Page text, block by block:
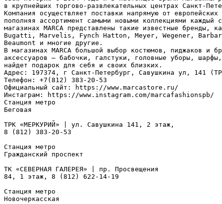
в крупнейших торгово-развлекательных центрах Санкт-
Компания осуществляет поставки напрямую от европейских
пополняя ассортимент самыми новыми коллекциями каждый
магазинах MARCA представлены такие известные бренды,
Bugatti, Marvelis, Fynch Hatton, Meyer, Wegener,
Beaumont и многие другие.
В магазинах MARCA большой выбор костюмов, пиджаков и
аксессуаров – бабочки, галстуки, головные уборы,
найдет подарок для себя и своих близких.
Адрес: 197374, г Санкт-Петербург, Савушкина ул, 141
Телефон: +7(812) 383-20-53
Официальный сайт: https://www.marcastore.ru/
Инстаграм: https://www.instagram.com/marcafashionspb/
Станция метро
Беговая
ТРК «МЕРКУРИЙ» | ул. Савушкина 141, 2 этаж,
8 (812) 383-20-53
Станция метро
Гражданский проспект
ТК «СЕВЕРНАЯ ГАЛЕРЕЯ» | пр. Просвещения
84, 1 этаж, 8 (812) 622-14-19
Станция метро
Новочеркасская